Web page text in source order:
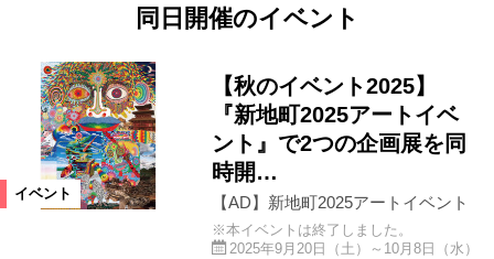
同日開催のイベント
イベント
【秋のイベント2025】
『新地町2025アートイベ
ント』で2つの企画展を同
時開…
【AD】新地町2025アートイベント
※本イベントは終了しました。
2025年9月20日（土）～10月8日（水）